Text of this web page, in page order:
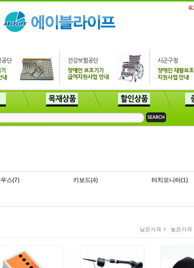
스(7) 키보드(4) 터치모니터(1)
낮은가격 I 높은가격 I